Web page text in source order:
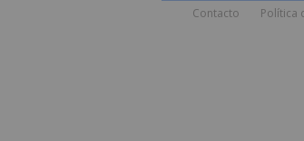
Contacto Política